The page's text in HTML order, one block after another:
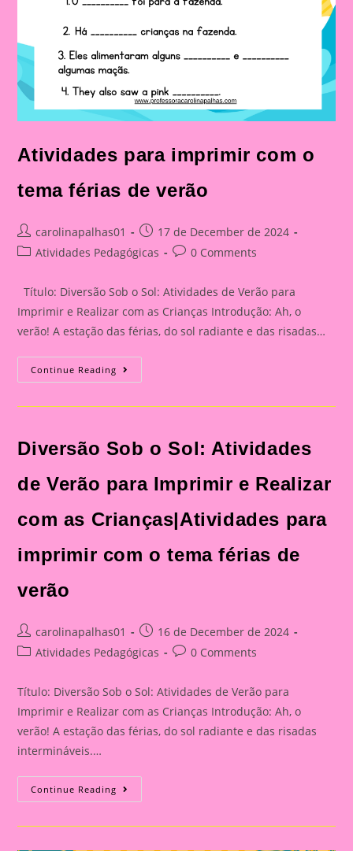
Atividades para imprimir com o
tema férias de verão
Post
author:
carolinapalhas01
Post
published:
17 de December de 2024
PostAtividades Pedagógicas
Post0 Comments
Título: Diversão Sob o Sol: Atividades de Verão para
Imprimir e Realizar com as Crianças Introdução: Ah, o
verão! A estação das férias, do sol radiante e das risadas…
Continue Reading Atividades
Para
Com
De
Verão
Diversão Sob o Sol: Atividades
de Verão para Imprimir e Realizar
com as Crianças|Atividades para
imprimir com o tema férias de
verão
Post
author:
carolinapalhas01
Post
published:
16 de December de 2024
PostAtividades Pedagógicas
Post0 Comments
Título: Diversão Sob o Sol: Atividades de Verão para
Imprimir e Realizar com as Crianças Introdução: Ah, o
verão! A estação das férias, do sol radiante e das risadas
intermináveis.…
Continue Reading Diversão
Sob
Sol: